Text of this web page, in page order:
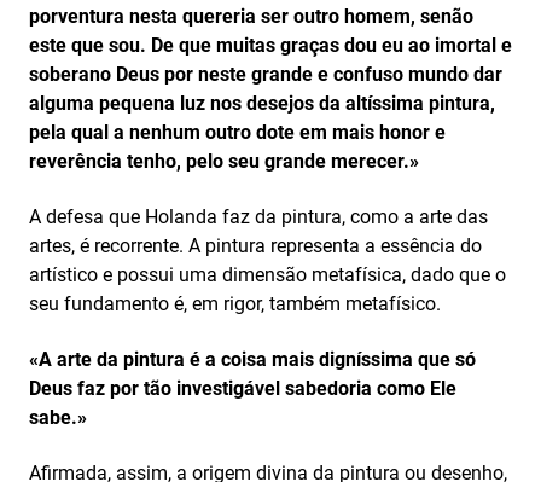
porventura nesta quereria ser outro homem, senão
este que sou. De que muitas graças dou eu ao imortal e
soberano Deus por neste grande e confuso mundo dar
alguma pequena luz nos desejos da altíssima pintura,
pela qual a nenhum outro dote em mais honor e
reverência tenho, pelo seu grande merecer.»
A defesa que Holanda faz da pintura, como a arte das
artes, é recorrente. A pintura representa a essência do
artístico e possui uma dimensão metafísica, dado que o
seu fundamento é, em rigor, também metafísico.
«A arte da pintura é a coisa mais digníssima que só
Deus faz por tão investigável sabedoria como Ele
sabe.»
Afirmada, assim, a origem divina da pintura ou desenho,